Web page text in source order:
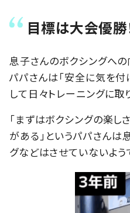
目標は大会優勝
息子さんのボクシングへの
パパさんは「安全に気を
して日々トレーニングに取
「まずはボクシングの楽し
がある」というパパさんは
グなどはさせていないよう